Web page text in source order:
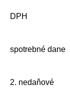
DPH
spotrebné dane
2. nedaňové